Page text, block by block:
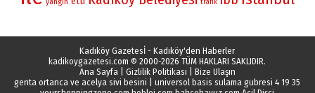
trafik
Kadıköy Gazetesİ - Kadıköy'den Haberler
kadikoygazetesi.com © 2000-2026 TÜM HAKLARI SAKLIDIR.
Ana Sayfa| Gizlilik Politikası
Bize Ulaşın
genta ortanca ve acelya sivi besini |universol basis sulama gubresi 4 19 35